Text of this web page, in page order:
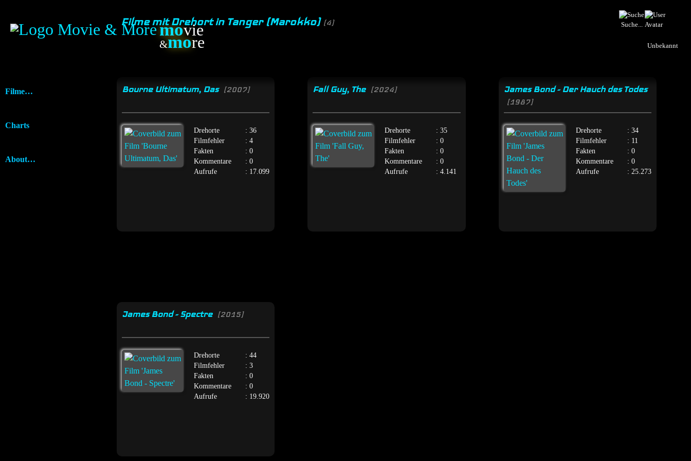
movie
&more
Suche...
Unbekannt
Filme mit Drehort in Tanger (Marokko) (4)
Filme…
Charts
About…
Bourne Ultimatum, Das [2007]
Drehorte
: 36
Filmfehler
: 4
Fakten
: 0
Kommentare
: 0
Aufrufe
: 17.099
Fall Guy, The [2024]
Drehorte
: 35
Filmfehler
: 0
Fakten
: 0
Kommentare
: 0
Aufrufe
: 4.141
James Bond - Der Hauch des Todes
[1987]
Drehorte
: 34
Filmfehler
: 11
Fakten
: 0
Kommentare
: 0
Aufrufe
: 25.273
James Bond - Spectre [2015]
Drehorte
: 44
Filmfehler
: 3
Fakten
: 0
Kommentare
: 0
Aufrufe
: 19.920